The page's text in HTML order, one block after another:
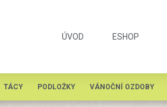
ÚVOD ESHOP
TÁCY PODLOŽKY VÁNOČNÍ OZDOBY